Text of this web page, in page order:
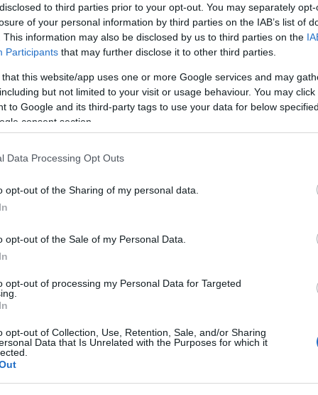
to third parties prior to your opt-out. You may separately
of your personal information by third parties on the IAB’s list of
This information may also be disclosed by us to third parties on the
Participants that may further disclose it to other third parties.
that this website/app uses one or more Google services and may
but not limited to your visit or usage behaviour. You may
to Google and its third-party tags to use your data for below
consent section.
Data Processing Opt Outs
opt-out of the Sharing of my personal data.
opt-out of the Sale of my Personal Data.
opt-out of processing my Personal Data for Targeted
opt-out of Collection, Use, Retention, Sale, and/or Sharing
Data that Is Unrelated with the Purposes for which it
তোমাকে আক্রমণ করার পাশাপাশি, এই ড্রাগনটি ক্রমাগত মেঘ
মেরে ফেলবে। এই কারণে, আমি সিদ্ধান্ত নিলাম যে আমার এবং
আবারও ব্যানিশড নাইট এঙ্গভালকে নোংরা কাজটি করার জন্য
নষ্ট করেছিলাম।
এর ঘাটতির কারণে আমি এখনও আমার সেকেন্ডারি অস্ত্রগুলিকে
অস্ত্র আপগ্রেড করার কারণে নয়, অথবা উপকরণের জন্য পিষে
মারাত্মক ক্ষতি করছে, তাই আমি জিনিসগুলিকে আরও
টিকটিকিটিকে একটি ভয়ঙ্কর রোগে আক্রান্ত করার সিদ্ধান্ত
আক্রান্ত হওয়ার পর, আমি নিয়মিত তীর ছুঁড়তে থাকি, আর তার
সম্পূর্ণরূপে মেরে ফেলার জন্য যথেষ্ট ছিল না, কিন্তু রটবোন
করতে পারব না কারণ আমি এখনও এমন জায়গায় নেই যেখানে
আমার একটা অদ্ভুত অনুভূতি হচ্ছে যে এটিই শেষ বিরক্তিকর বস
হবে ;-)
উপর মোটেও প্রভাব ফেলেনি বলে মনে হচ্ছে, কারণ সে
কাছাকাছি পাঠানো খুবই যুক্তিসঙ্গত শ্রম বিভাজন বলে মনে
বিষয় নয়, কারণ ড্রাগনের কাছে স্পষ্টতই অন্যান্য ড্রাগনের
ডেকে আনবে, যা এটি অসাবধানতাবশত কলঙ্কিত করে কাটার
সতর্ক এবং এই মুহুর্তে লাল বজ্রপাতের তৈরি তরবারির চেয়েও
বাঁচাতে পারত এবং মারা যেত এবং লুটপাট হস্তান্তর করত, কোনও
সবাই জানি যে এই গল্পের প্রধান চরিত্র এবং নায়ক কে।